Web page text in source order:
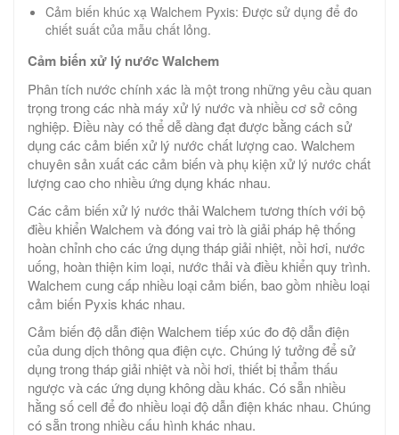
Cảm biến khúc xạ Walchem Pyxis: Được sử dụng để đo
chiết suất của mẫu chất lỏng.
Cảm biến xử lý nước Walchem
Phân tích nước chính xác là một trong những yêu cầu quan
trọng trong các nhà máy xử lý nước và nhiều cơ sở công
nghiệp. Điều này có thể dễ dàng đạt được bằng cách sử
dụng các cảm biến xử lý nước chất lượng cao. Walchem ​​
chuyên sản xuất các cảm biến và phụ kiện xử lý nước chất
lượng cao cho nhiều ứng dụng khác nhau.
Các cảm biến xử lý nước thải Walchem tương thích với bộ
điều khiển Walchem ​​và đóng vai trò là giải pháp hệ thống
hoàn chỉnh cho các ứng dụng tháp giải nhiệt, nồi hơi, nước
uống, hoàn thiện kim loại, nước thải và điều khiển quy trình.
Walchem cung cấp nhiều loại cảm biến, bao gồm nhiều loại
cảm biến Pyxis khác nhau.
Cảm biến độ dẫn điện Walchem tiếp xúc đo độ dẫn điện
của dung dịch thông qua điện cực. Chúng lý tưởng để sử
dụng trong tháp giải nhiệt và nồi hơi, thiết bị thẩm thấu
ngược và các ứng dụng không dầu khác. Có sẵn nhiều
hằng số cell để đo nhiều loại độ dẫn điện khác nhau. Chúng
có sẵn trong nhiều cấu hình khác nhau.